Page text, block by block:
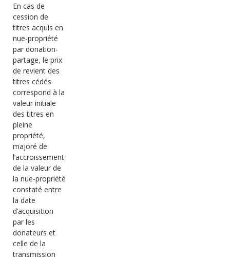
En cas de
cession de
titres acquis en
nue-propriété
par donation-
partage, le prix
de revient des
titres cédés
correspond à la
valeur initiale
des titres en
pleine
propriété,
majoré de
l’accroissement
de la valeur de
la nue-propriété
constaté entre
la date
d’acquisition
par les
donateurs et
celle de la
transmission